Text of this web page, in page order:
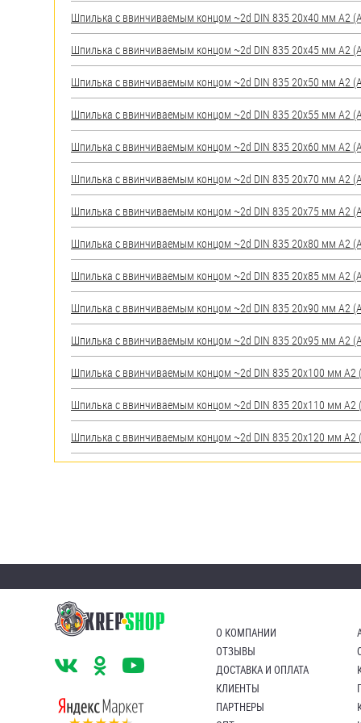
Пробки
Саморезы и шурупы
Стопорные кольца
Такелаж
Хомуты
Шайбы
Шпильки
Шплинты
Штифты и пальцы
Шпилька c ввинчиваемым концом ~2d DIN 835 20х40 мм А2
Шпилька c ввинчиваемым концом ~2d DIN 835 20х45 мм А2
Шпилька c ввинчиваемым концом ~2d DIN 835 20х50 мм А2
Шпилька c ввинчиваемым концом ~2d DIN 835 20х55 мм А2
Шпилька c ввинчиваемым концом ~2d DIN 835 20х60 мм А2
Шпилька c ввинчиваемым концом ~2d DIN 835 20х70 мм А2
Шпилька c ввинчиваемым концом ~2d DIN 835 20х75 мм А2
Шпилька c ввинчиваемым концом ~2d DIN 835 20х80 мм А2
Шпилька c ввинчиваемым концом ~2d DIN 835 20х85 мм А2
Шпилька c ввинчиваемым концом ~2d DIN 835 20х90 мм А2
Шпилька c ввинчиваемым концом ~2d DIN 835 20х95 мм А2
Шпилька c ввинчиваемым концом ~2d DIN 835 20х100 мм А2
Шпилька c ввинчиваемым концом ~2d DIN 835 20х110 мм А2
Шпилька c ввинчиваемым концом ~2d DIN 835 20х120 мм А2
О КОМПАНИИ
ОТЗЫВЫ
ДОСТАВКА И ОПЛАТА
КЛИЕНТЫ
ПАРТНЕРЫ